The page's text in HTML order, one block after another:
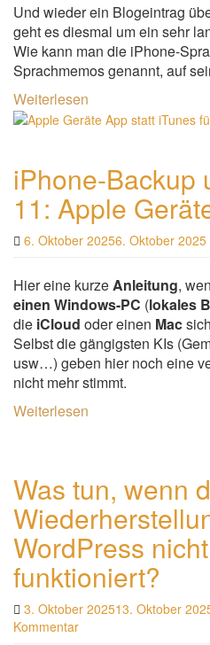
Und wieder ein Blogeintrag
geht es diesmal um ein sehr
Wie kann man die iPhone-
Sprachmemos genannt, auf
Weiterlesen
iPhone-Backup
11: Apple
6. Oktober 20256. Oktober 2025
Hier eine kurzeAnleitung,
einen Windows-PC (lokales
die iCloud oder einen Mac
Selbst die gängigsten KIs
usw…) geben hier noch eine
nicht mehr stimmt.
Weiterlesen
Was tun, wenn
WordPress
funktioniert?
3. Oktober 202513. Oktober
Kommentar